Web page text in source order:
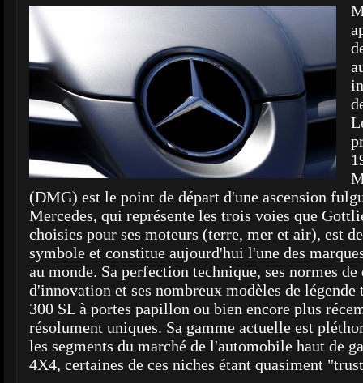
(DMG) est le point de départ d'une ascension
Mercedes, qui représente les trois voies que
choisies pour ses moteurs (terre, mer et air), est
symbole et constitue aujourd'hui l'une des
au monde. Sa perfection technique, ses normes
d'innovation et ses nombreux modèles de
300 SL à portes papillon ou bien encore plus
résolument uniques. Sa gamme actuelle est
les segments du marché de l'automobile haut de
4X4, certaines de ces niches étant quasiment